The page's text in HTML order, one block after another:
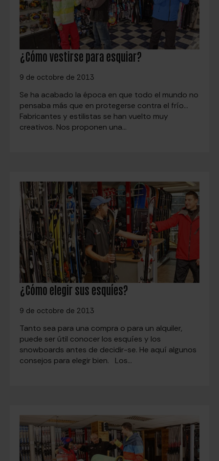
¿Cómo vestirse para esquiar?
9 de octobre de 2013
Se ha acabado la época en que todo el mundo no
pensaba más que en protegerse contra el frío…
Fabricantes y estilistas se han vuelto muy
creativos. Nos proponen una…
¿Cómo elegir sus esquíes?
9 de octobre de 2013
Tanto sea para una compra o para un alquiler,
puede ser útil conocer los esquíes y los
snowboards antes de decidir-se. He aquí algunos
consejos para elegir bien. Los…